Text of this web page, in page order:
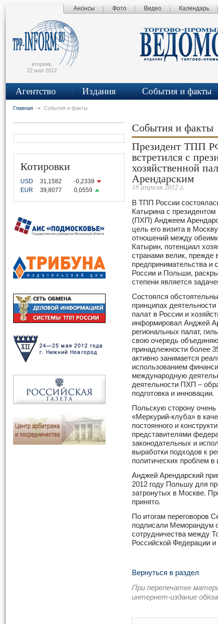
Анонсы Фото Видео Календарь
вторник,
22 мая 2012
Агентство Издания События и факты
Главная События и факты
Котировки
USD 31,1582
-0,2339
EUR
39,8077 0,0559
События и факты
Президент ТПП
встретился с
хозяйственной
Арендарским
18 апреля 2012 г.
В ТПП России
Катырина с
(ПХП) Анджеем
цель его визита в
отношений между
Катырин, потенциал
странами велик, прежде
предпринимательства и
России и Польши,
степени является
Состоялся
принципах
палат в России и
информировал Анджей
региональных палат,
свою очередь
принадлежности более
активно занимается
использованием
международную
деятельности ПХП –
подготовка и инновации.
Польскую сторону
«Меркурий-клуба» в
постоянного и
представителями
законодательных и
выработки подходов к
политических проблем в
Анджей Арендарский
2012 году Польшу для
затронутых в Москве.
принято.
По итогам переговоров
подписали Меморандум
сотрудничества между
Российской Федерации
Вернуться в раздел
При перепечатке
интернет-издание